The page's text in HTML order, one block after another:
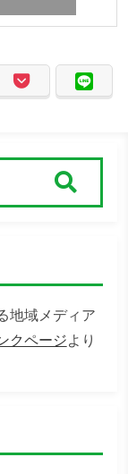
地域メディア
クページより